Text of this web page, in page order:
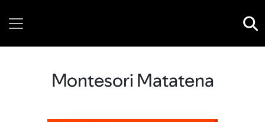
Montesori Matatena